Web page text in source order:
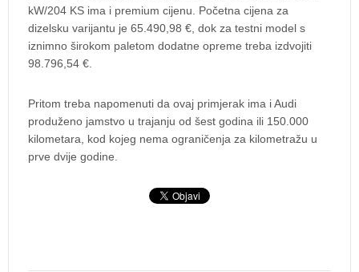
kW/204 KS ima i premium cijenu. Početna cijena za
dizelsku varijantu je 65.490,98 €, dok za testni model s
iznimno širokom paletom dodatne opreme treba izdvojiti
98.796,54 €.
Pritom treba napomenuti da ovaj primjerak ima i Audi
produženo jamstvo u trajanju od šest godina ili 150.000
kilometara, kod kojeg nema ograničenja za kilometražu u
prve dvije godine.